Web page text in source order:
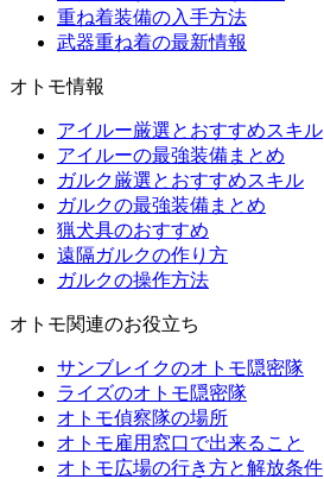
重ね着装備の入手方法
武器重ね着の最新情報
オトモ情報
アイルー厳選とおすすめスキル
アイルーの最強装備まとめ
ガルク厳選とおすすめスキル
ガルクの最強装備まとめ
猟犬具のおすすめ
遠隔ガルクの作り方
ガルクの操作方法
オトモ関連のお役立ち
サンブレイクのオトモ隠密隊
ライズのオトモ隠密隊
オトモ偵察隊の場所
オトモ雇用窓口で出来ること
オトモ広場の行き方と解放条件